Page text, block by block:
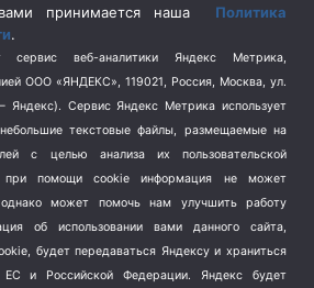
(404)
принимается наша Политика
.
сервис веб-аналитики Яндекс Метрика,
ООО «ЯНДЕКС», 119021, Россия, Москва, ул.
Сервис Яндекс Метрика использует
текстовые файлы, размещаемые на
с целью анализа их пользовательской
при помощи cookie информация не может
однако может помочь нам улучшить работу
об использовании вами данного сайта,
будет передаваться Яндексу и храниться
и Российской Федерации. Яндекс будет